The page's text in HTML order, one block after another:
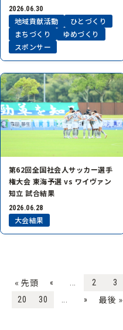
2026.06.30
地域貢献活動
ひとづくり
まちづくり
ゆめづくり
スポンサー
第62回全国社会人サッカー選手
権大会 東海予選 vs ワイヴァン
知立 試合結果
2026.06.28
大会結果
« 先頭 « 2 3
20
30 » 最後 »